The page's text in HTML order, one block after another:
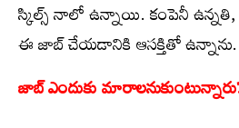
స్కిల్స్ నాలో ఉన్నాయి. కంపెనీ
ఈ జాబ్ చేయడానికి ఆసక్తితో ఉన్నాను.
జాబ్ ఎందుకు